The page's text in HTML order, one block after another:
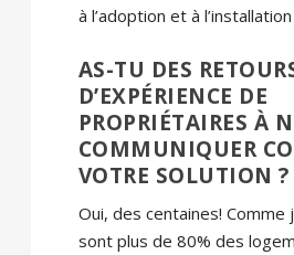
à l’adoption et à
AS-TU DES
D’EXPÉRIENCE DE
PROPRIÉTAIRES À
COMMUNIQUER
VOTRE SOLUTION ?
Oui, des centaines! Comme
sont plus de 80% des